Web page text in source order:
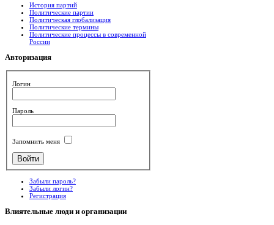
История партий
Политические партии
Политическая глобализация
Политические термины
Политические процессы в современной
России
Авторизация
Логин
Пароль
Запомнить меня
Забыли пароль?
Забыли логин?
Регистрация
Влиятельные люди и организации